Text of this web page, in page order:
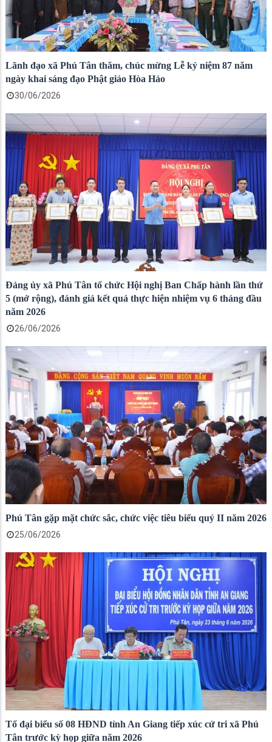
Lãnh đạo xã Phú Tân thăm, chúc mừng Lễ kỷ niệm 87 năm
ngày khai sáng đạo Phật giáo Hòa Hảo
30/06/2026
Đảng ủy xã Phú Tân tổ chức Hội nghị Ban Chấp hành lần thứ
5 (mở rộng), đánh giá kết quả thực hiện nhiệm vụ 6 tháng đầu
năm 2026
26/06/2026
Phú Tân gặp mặt chức sắc, chức việc tiêu biểu quý II năm 2026
25/06/2026
Tổ đại biểu số 08 HĐND tỉnh An Giang tiếp xúc cử tri xã Phú
Tân trước kỳ họp giữa năm 2026